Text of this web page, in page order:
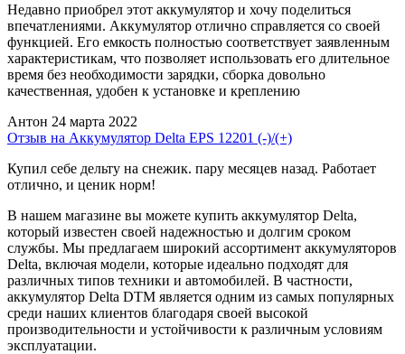
Недавно приобрел этот аккумулятор и хочу поделиться
впечатлениями. Аккумулятор отлично справляется со своей
функцией. Его емкость полностью соответствует заявленным
характеристикам, что позволяет использовать его длительное
время без необходимости зарядки, сборка довольно
качественная, удобен к установке и креплению
Антон 24 марта 2022
Отзыв на Аккумулятор Delta EPS 12201 (-)/(+)
Купил себе дельту на снежик. пару месяцев назад. Работает
отлично, и ценик норм!
В нашем магазине вы можете купить аккумулятор Delta,
который известен своей надежностью и долгим сроком
службы. Мы предлагаем широкий ассортимент аккумуляторов
Delta, включая модели, которые идеально подходят для
различных типов техники и автомобилей. В частности,
аккумулятор Delta DTM является одним из самых популярных
среди наших клиентов благодаря своей высокой
производительности и устойчивости к различным условиям
эксплуатации.